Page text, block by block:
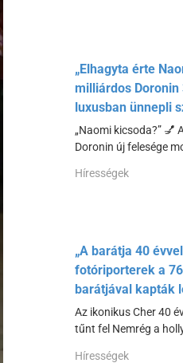
„Elhagyta érte
milliárdos
luxusban ünnepli
„Naomi kicsoda?” 💅
Doronin új felesége
Hírességek
„A barátja 40
fotóriporterek a
barátjával kapták
Az ikonikus Cher 40
tűnt fel Nemrég a
Hírességek